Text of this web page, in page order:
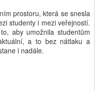
prostoru, která se snesla
studenty i mezi veřejností.
aby umožnila studentům
a to bez nátlaku a
i nadále.